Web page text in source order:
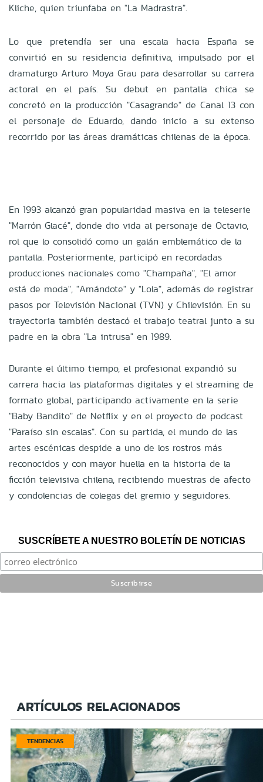
Kliche, quien triunfaba en "La Madrastra".
Lo que pretendía ser una escala hacia España se
convirtió en su residencia definitiva, impulsado por el
dramaturgo Arturo Moya Grau para desarrollar su carrera
actoral en el país. Su debut en pantalla chica se
concretó en la producción "Casagrande" de Canal 13 con
el personaje de Eduardo, dando inicio a su extenso
recorrido por las áreas dramáticas chilenas de la época.
En 1993 alcanzó gran popularidad masiva en la teleserie
"Marrón Glacé", donde dio vida al personaje de Octavio,
rol que lo consolidó como un galán emblemático de la
pantalla. Posteriormente, participó en recordadas
producciones nacionales como "Champaña", "El amor
está de moda", "Amándote" y "Lola", además de registrar
pasos por Televisión Nacional (TVN) y Chilevisión. En su
trayectoria también destacó el trabajo teatral junto a su
padre en la obra "La intrusa" en 1989.
Durante el último tiempo, el profesional expandió su
carrera hacia las plataformas digitales y el streaming de
formato global, participando activamente en la serie
"Baby Bandito" de Netflix y en el proyecto de podcast
"Paraíso sin escalas". Con su partida, el mundo de las
artes escénicas despide a uno de los rostros más
reconocidos y con mayor huella en la historia de la
ficción televisiva chilena, recibiendo muestras de afecto
y condolencias de colegas del gremio y seguidores.
SUSCRÍBETE A NUESTRO BOLETÍN DE NOTICIAS
ARTÍCULOS RELACIONADOS
TENDENCIAS